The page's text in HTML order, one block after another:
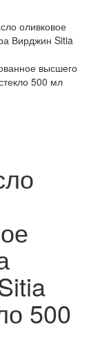
оливковое
Вирджин Sitia
высшего
500 мл
500